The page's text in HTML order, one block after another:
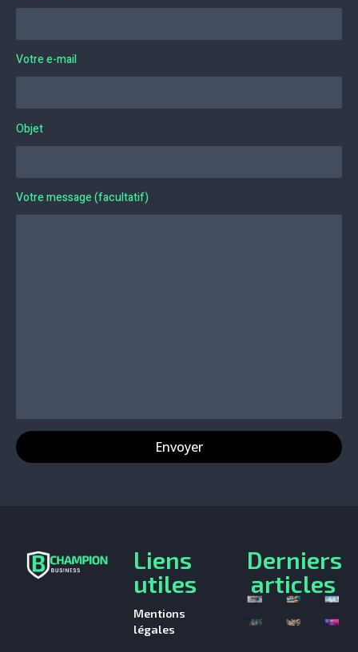
Votre e-mail
Objet
Votre message (facultatif)
Liens
utiles
Mentions
légales
Derniers
articles